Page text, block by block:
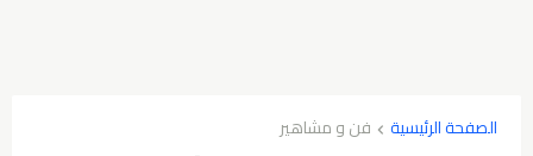
الصفحة الرئيسية فن و مشاهير